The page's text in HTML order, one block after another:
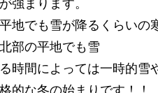
強まります。
地でも雪が降るくらいの
部の平地でも雪
時間によっては一時的雪